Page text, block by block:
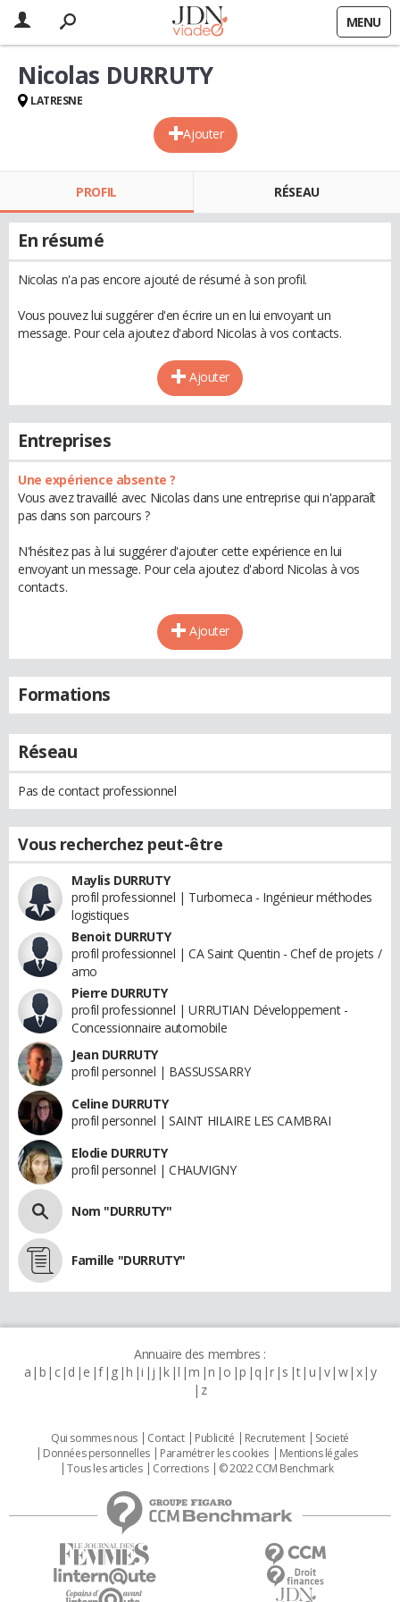
MENU
Ajouter
Nicolas DURRUTY
LATRESNE
PROFIL RÉSEAU
En résumé
Nicolas n'a pas encore ajouté de résumé à son profil.
Vous pouvez lui suggérer d'en écrire un en lui envoyant un
message. Pour cela ajoutez d'abord Nicolas à vos contacts.
Ajouter
Entreprises
Une expérience absente ?
Vous avez travaillé avec Nicolas dans une entreprise qui n'apparaît
pas dans son parcours ?
N'hésitez pas à lui suggérer d'ajouter cette expérience en lui
envoyant un message. Pour cela ajoutez d'abord Nicolas à vos
contacts.
Ajouter
Formations
Réseau
Pas de contact professionnel
Vous recherchez peut-être
Maylis DURRUTY
profil professionnel | Turbomeca - Ingénieur méthodes
logistiques
Benoit DURRUTY
profil professionnel | CA Saint Quentin - Chef de projets /
amo
Pierre DURRUTY
profil professionnel | URRUTIAN Développement -
Concessionnaire automobile
Jean DURRUTY
profil personnel | BASSUSSARRY
Celine DURRUTY
profil personnel | SAINT HILAIRE LES CAMBRAI
Elodie DURRUTY
profil personnel | CHAUVIGNY
Nom "DURRUTY"
Famille "DURRUTY"
Annuaire des membres :
a b c d e f g h i j k l m n o p q r s t u v w x y
z
Qui sommes nous Contact Publicité Recrutement
Societé
Données personnelles
Paramétrer les cookies
Mentions légales
Tous les articles
Corrections © 2022 CCM Benchmark